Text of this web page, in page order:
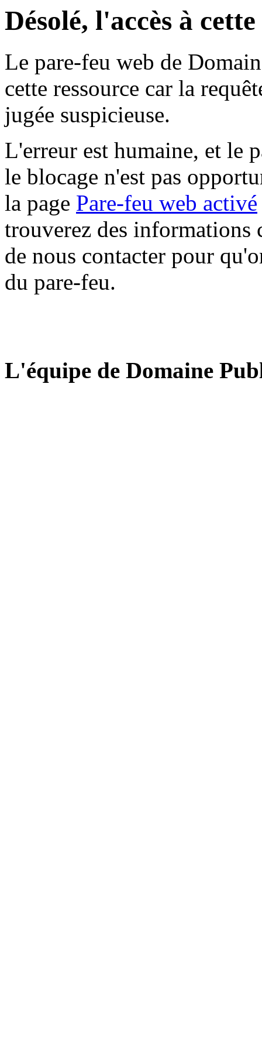
Désolé, l'accès à
Le pare-feu web de
cette ressource car la
jugée suspicieuse.
L'erreur est humaine, et le
le blocage n'est pas
la page Pare-feu web activé
trouverez des informations
de nous contacter pour
du pare-feu.
L'équipe de Domaine